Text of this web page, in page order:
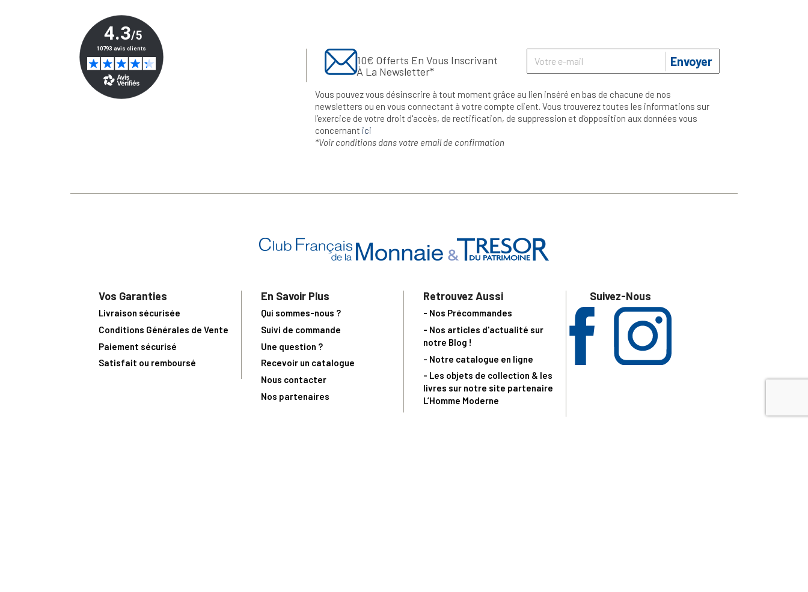
10€ Offerts En Vous Inscrivant
À La Newsletter*
Envoyer
Vous pouvez vous désinscrire à tout moment grâce au lien inséré en bas de chacune de nos
newsletters ou en vous connectant à votre compte client. Vous trouverez toutes les informations sur
l’exercice de votre droit d'accès, de rectification, de suppression et d'opposition aux données vous
concernant ici
*Voir conditions dans votre email de confirmation
Vos Garanties
Livraison sécurisée
Conditions Générales de Vente
Paiement sécurisé
Satisfait ou remboursé
En Savoir Plus
Qui sommes-nous ?
Suivi de commande
Une question ?
Recevoir un catalogue
Nous contacter
Nos partenaires
Retrouvez Aussi
- Nos Précommandes
- Nos articles d'actualité sur
notre Blog !
- Notre catalogue en ligne
- Les objets de collection & les
livres sur notre site partenaire
L’Homme Moderne
Suivez-Nous